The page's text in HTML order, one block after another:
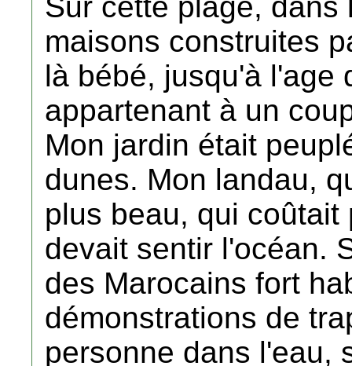
maisons construites
là bébé, jusqu'à l'age
appartenant à un
Mon jardin était
dunes. Mon landau,
plus beau, qui
devait sentir l'océan.
des Marocains fort
démonstrations de
personne dans l'eau,